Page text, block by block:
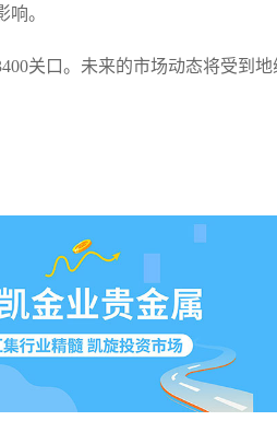
。
关口。未来的市场动态将受到